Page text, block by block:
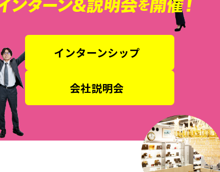
インターンシップ
会社説明会